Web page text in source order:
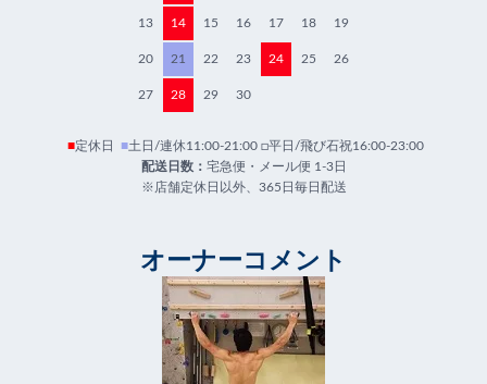
13 14 15 16 17 18 19
20 21 22 23 24 25 26
27 28 29 30
■定休日 ■土日/連休11:00-21:00 □平日/飛び石祝16:00-23:00
配送日数： 宅急便・メール便 1-3日
※店舗定休日以外、365日毎日配送
オーナーコメント